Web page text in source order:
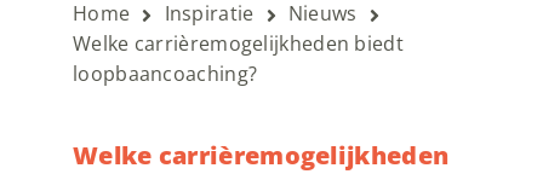
Home Inspiratie
Nieuws
Welke carrièremogelijkheden biedt
loopbaancoaching?
Welke carrièremogelijkheden